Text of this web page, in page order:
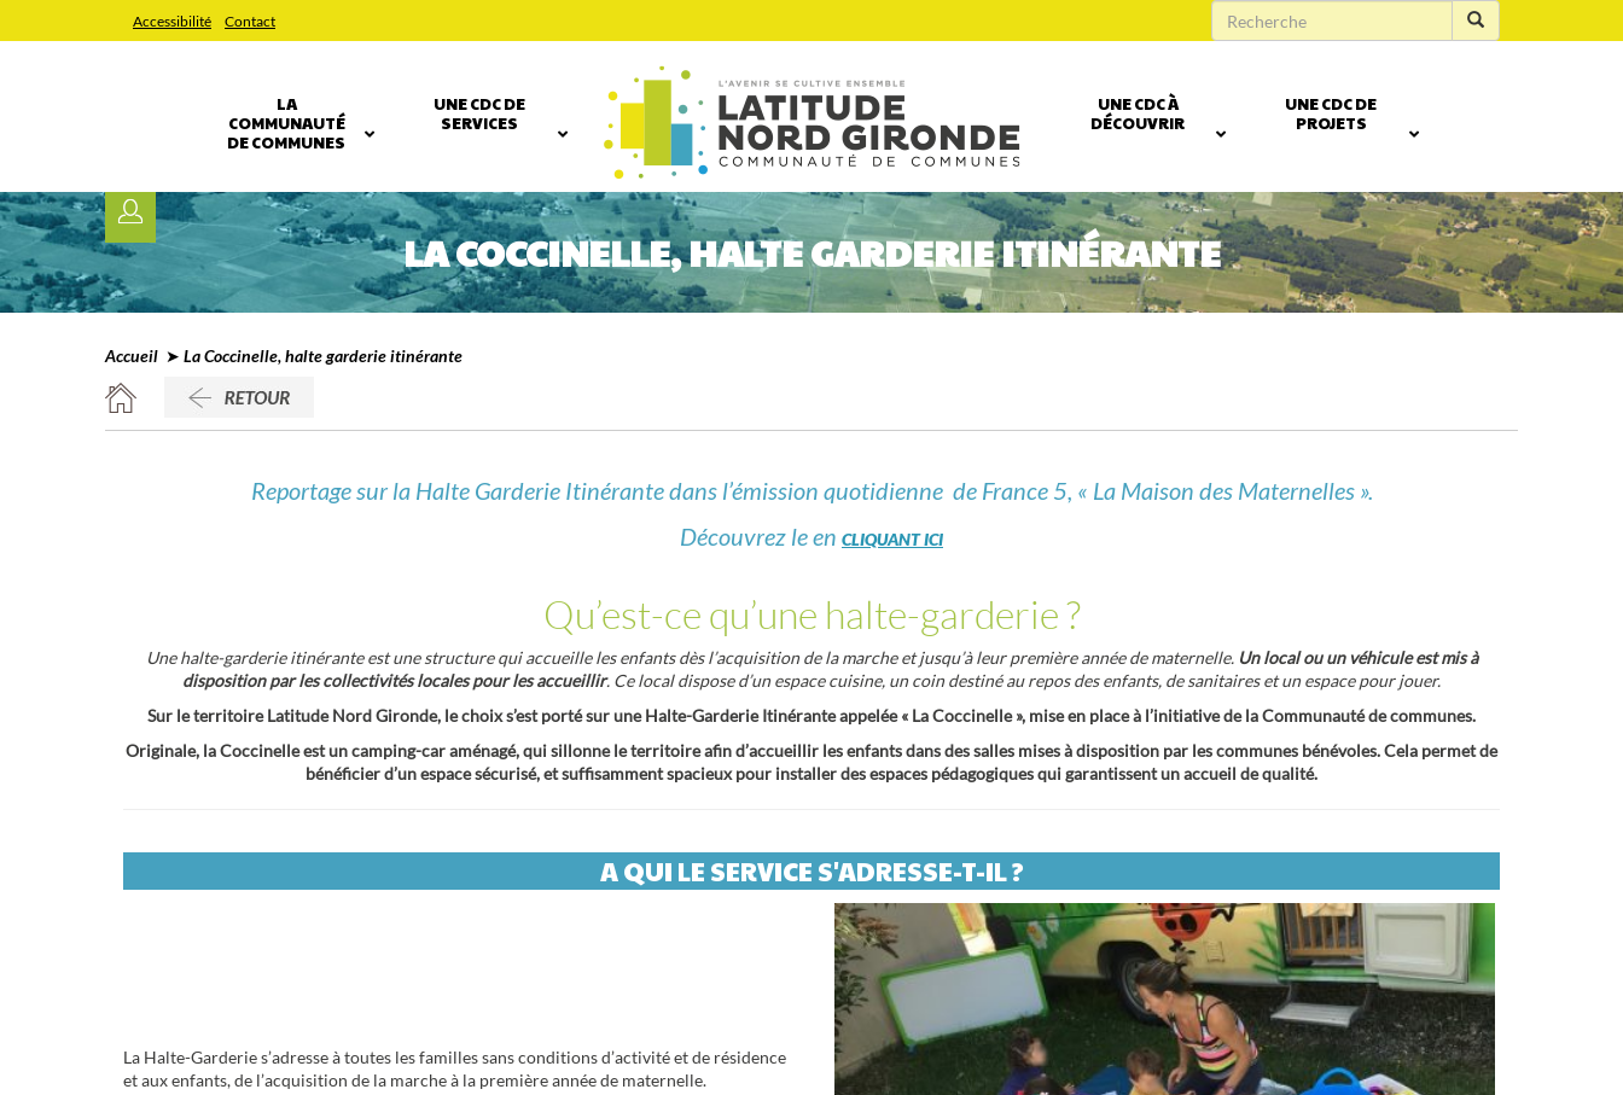
Accessibilité Contact
LA
COMMUNAUTÉ
DE COMMUNES
UNE CDC DE
SERVICES
UNE CDC À
DÉCOUVRIR
UNE CDC DE
PROJETS
LA COCCINELLE, HALTE GARDERIE ITINÉRANTE
Accueil ➤ La Coccinelle, halte garderie itinérante
Reportage sur la Halte Garderie Itinérante dans l’émission quotidienne de France 5, « La Maison des Maternelles ».
Découvrez le en CLIQUANT ICI
Qu’est-ce qu’une halte-garderie ?
Une halte-garderie itinérante est une structure qui accueille les enfants dès l’acquisition de la marche et jusqu’à leur première année de maternelle. Un local ou un véhicule est mis à
disposition par les collectivités locales pour les accueillir. Ce local dispose d’un espace cuisine, un coin destiné au repos des enfants, de sanitaires et un espace pour jouer.
Sur le territoire Latitude Nord Gironde, le choix s’est porté sur une Halte-Garderie Itinérante appelée « La Coccinelle », mise en place à l’initiative de la Communauté de communes.
Originale, la Coccinelle est un camping-car aménagé, qui sillonne le territoire afin d’accueillir les enfants dans des salles mises à disposition par les communes bénévoles. Cela permet de
bénéficier d’un espace sécurisé, et suffisamment spacieux pour installer des espaces pédagogiques qui garantissent un accueil de qualité.
A QUI LE SERVICE S'ADRESSE-T-IL ?
La Halte-Garderie s’adresse à toutes les familles sans conditions d’activité et de résidence
et aux enfants, de l’acquisition de la marche à la première année de maternelle.